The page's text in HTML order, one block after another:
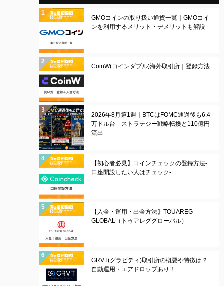
GMOコインの取り扱い通貨一覧｜GMOコイ
ンを利用するメリット・デメリットも解説
CoinW(コインダブル)海外取引所｜登録方法
2026年8月第1週｜BTCはFOMC通過後も6.4
万ドル台 ストラテジー戦略転換と110億円
流出
【初心者必見】コインチェックの登録方法-
口座開設したい人はチェック-
【入金・運用・出金方法】TOUAREG
GLOBAL（トゥアレググローバル）
GRVT(グラビティ)取引所の概要や特徴は？
自動運用・エアドロップあり！